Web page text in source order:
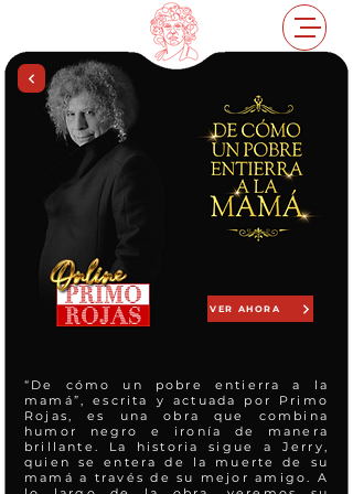
VER AHORA
“De cómo un pobre entierra a la
mamá”, escrita y actuada por Primo
Rojas, es una obra que combina
humor negro e ironía de manera
brillante. La historia sigue a Jerry,
quien se entera de la muerte de su
mamá a través de su mejor amigo. A